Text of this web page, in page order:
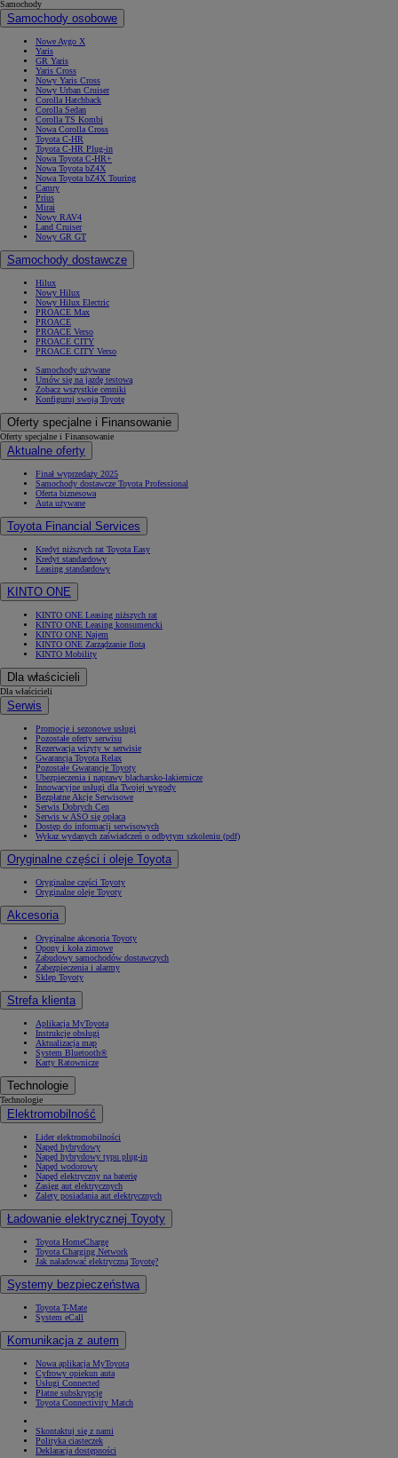
Samochody
Samochody osobowe
Nowe Aygo X
Yaris
GR Yaris
Yaris Cross
Nowy Yaris Cross
Nowy Urban Cruiser
Corolla Hatchback
Corolla Sedan
Corolla TS Kombi
Nowa Corolla Cross
Toyota C-HR
Toyota C-HR Plug-in
Nowa Toyota C-HR+
Nowa Toyota bZ4X
Nowa Toyota bZ4X Touring
Camry
Prius
Mirai
Nowy RAV4
Land Cruiser
Nowy GR GT
Samochody dostawcze
Hilux
Nowy Hilux
Nowy Hilux Electric
PROACE Max
PROACE
PROACE Verso
PROACE CITY
PROACE CITY Verso
Samochody używane
Umów się na jazdę testową
Zobacz wszystkie cenniki
Konfiguruj swoją Toyotę
Oferty specjalne i Finansowanie
Oferty specjalne i Finansowanie
Aktualne oferty
Finał wyprzedaży 2025
Samochody dostawcze Toyota Professional
Oferta biznesowa
Auta używane
Toyota Financial Services
Kredyt niższych rat Toyota Easy
Kredyt standardowy
Leasing standardowy
KINTO ONE
KINTO ONE Leasing niższych rat
KINTO ONE Leasing konsumencki
KINTO ONE Najem
KINTO ONE Zarządzanie flotą
KINTO Mobility
Dla właścicieli
Dla właścicieli
Serwis
Promocje i sezonowe usługi
Pozostałe oferty serwisu
Rezerwacja wizyty w serwisie
Gwarancja Toyota Relax
Pozostałe Gwarancje Toyoty
Ubezpieczenia i naprawy blacharsko-lakiernicze
Innowacyjne usługi dla Twojej wygody
Bezpłatne Akcje Serwisowe
Serwis Dobrych Cen
Serwis w ASO się opłaca
Dostęp do informacji serwisowych
Wykaz wydanych zaświadczeń o odbytym szkoleniu (pdf)
Oryginalne części i oleje Toyota
Oryginalne części Toyoty
Oryginalne oleje Toyoty
Akcesoria
Oryginalne akcesoria Toyoty
Opony i koła zimowe
Zabudowy samochodów dostawczych
Zabezpieczenia i alarmy
Sklep Toyoty
Strefa klienta
Aplikacja MyToyota
Instrukcje obsługi
Aktualizacja map
System Bluetooth®
Karty Ratownicze
Technologie
Technologie
Elektromobilność
Lider elektromobilności
Napęd hybrydowy
Napęd hybrydowy typu plug-in
Napęd wodorowy
Napęd elektryczny na baterię
Zasięg aut elektrycznych
Zalety posiadania aut elektrycznych
Ładowanie elektrycznej Toyoty
Toyota HomeCharge
Toyota Charging Network
Jak naładować elektryczną Toyotę?
Systemy bezpieczeństwa
Toyota T-Mate
System eCall
Komunikacja z autem
Nowa aplikacja MyToyota
Cyfrowy opiekun auta
Usługi Connected
Płatne subskrypcje
Toyota Connectivity Match
Skontaktuj się z nami
Polityka ciasteczek
Deklaracja dostępności